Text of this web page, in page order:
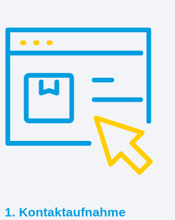
1. Kontaktaufnahme